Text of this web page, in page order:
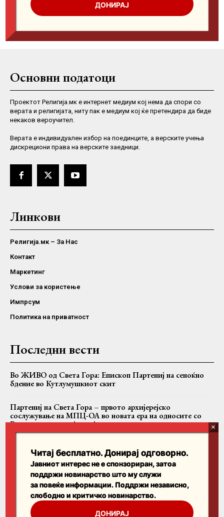
Основни податоци
Проектот Религија.мк е интернет медиум кој нема да спори со
верата и религијата, ниту пак е медиум кој ќе претендира да биде
некаков вероучител.
Верaта е индивидуален избор на поединците, а верските учења
дискрециони права на верските заедници.
Линкови
Религија.мк – За Нас
Контакт
Маркетинг
Услови за користење
Импрсум
Политика на приватност
Последни вести
Во ЖИВО од Света Гора: Епископ Партениј на сеноќно
бдение во Кутлумушкиот скит
Партениј на Света Гора – првото архијерејско
сослужување на МПЦ-ОА во новата ера на односите со
Вселенската патријаршија
Вартоломеј, Теодор II и Јован заедно на Имврос
Пребарајте
Search
Читај бесплатно. Донирај одговорно.
Јавниот интерес не е спонзориран, затоа
поддржи новинарство што му служи
за повеќе информации. Поддржи независно,
слободно и критичко новинарство.
ДОНИРАЈ